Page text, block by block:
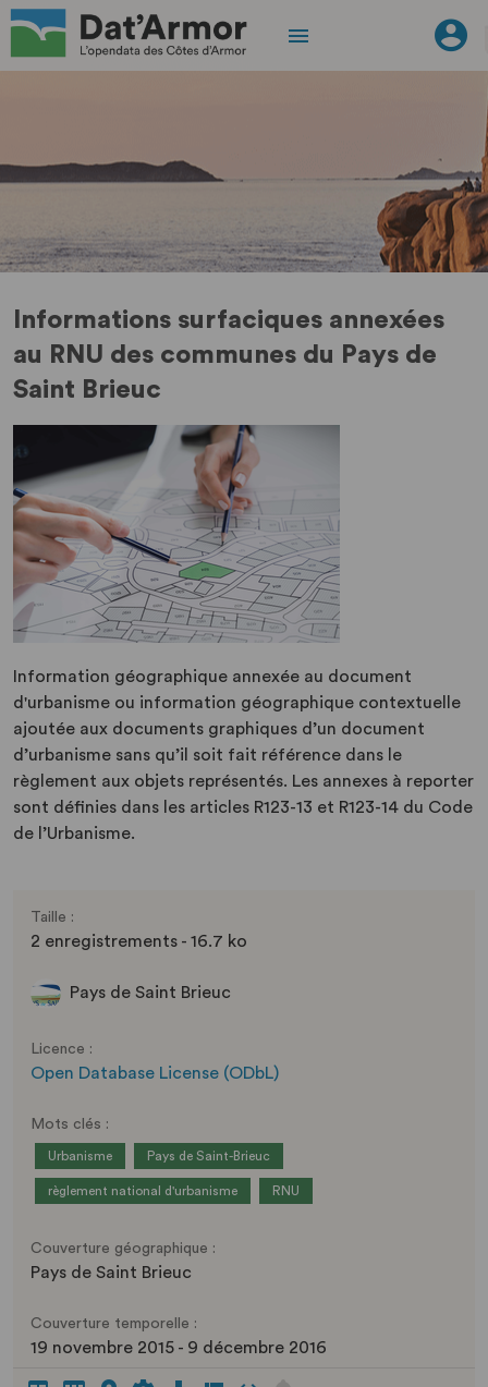
Informations surfaciques annexées
au RNU des communes du Pays de
Saint Brieuc
Information géographique annexée au document
d'urbanisme ou information géographique contextuelle
ajoutée aux documents graphiques d’un document
d’urbanisme sans qu’il soit fait référence dans le
règlement aux objets représentés. Les annexes à reporter
sont définies dans les articles R123-13 et R123-14 du Code
de l’Urbanisme.
Taille :
2 enregistrements - 16.7 ko
Pays de Saint Brieuc
Licence :
Open Database License (ODbL)
Mots clés :
Urbanisme Pays de Saint-Brieuc
règlement national d'urbanisme RNU
Couverture géographique :
Pays de Saint Brieuc
Couverture temporelle :
19 novembre 2015 - 9 décembre 2016